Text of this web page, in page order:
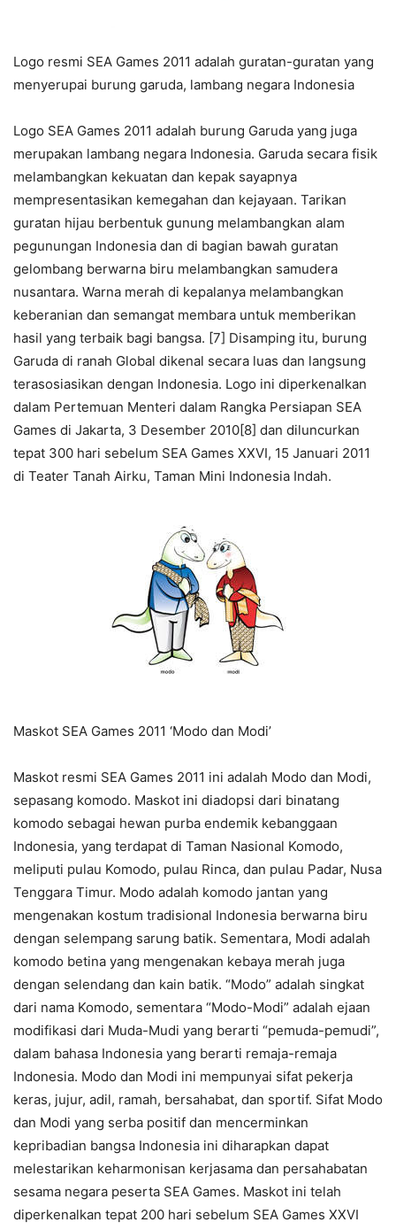
Logo resmi SEA Games 2011 adalah guratan-guratan yang
menyerupai burung garuda, lambang negara Indonesia
Logo SEA Games 2011 adalah burung Garuda yang juga
merupakan lambang negara Indonesia. Garuda secara fisik
melambangkan kekuatan dan kepak sayapnya
mempresentasikan kemegahan dan kejayaan. Tarikan
guratan hijau berbentuk gunung melambangkan alam
pegunungan Indonesia dan di bagian bawah guratan
gelombang berwarna biru melambangkan samudera
nusantara. Warna merah di kepalanya melambangkan
keberanian dan semangat membara untuk memberikan
hasil yang terbaik bagi bangsa. [7] Disamping itu, burung
Garuda di ranah Global dikenal secara luas dan langsung
terasosiasikan dengan Indonesia. Logo ini diperkenalkan
dalam Pertemuan Menteri dalam Rangka Persiapan SEA
Games di Jakarta, 3 Desember 2010[8] dan diluncurkan
tepat 300 hari sebelum SEA Games XXVI, 15 Januari 2011
di Teater Tanah Airku, Taman Mini Indonesia Indah.
Maskot SEA Games 2011 ‘Modo dan Modi’
Maskot resmi SEA Games 2011 ini adalah Modo dan Modi,
sepasang komodo. Maskot ini diadopsi dari binatang
komodo sebagai hewan purba endemik kebanggaan
Indonesia, yang terdapat di Taman Nasional Komodo,
meliputi pulau Komodo, pulau Rinca, dan pulau Padar, Nusa
Tenggara Timur. Modo adalah komodo jantan yang
mengenakan kostum tradisional Indonesia berwarna biru
dengan selempang sarung batik. Sementara, Modi adalah
komodo betina yang mengenakan kebaya merah juga
dengan selendang dan kain batik. “Modo” adalah singkat
dari nama Komodo, sementara “Modo-Modi” adalah ejaan
modifikasi dari Muda-Mudi yang berarti “pemuda-pemudi”,
dalam bahasa Indonesia yang berarti remaja-remaja
Indonesia. Modo dan Modi ini mempunyai sifat pekerja
keras, jujur, adil, ramah, bersahabat, dan sportif. Sifat Modo
dan Modi yang serba positif dan mencerminkan
kepribadian bangsa Indonesia ini diharapkan dapat
melestarikan keharmonisan kerjasama dan persahabatan
sesama negara peserta SEA Games. Maskot ini telah
diperkenalkan tepat 200 hari sebelum SEA Games XXVI